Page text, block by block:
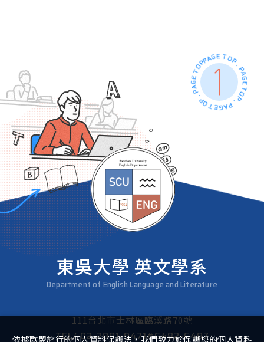
PAGE TOP . PAGE TOP . PAGE TOP . PAGE TOP .
東吳大學 英文學系
Department of English Language and Literature
111台北市士林區臨溪路70號
TEL/ 02-2881-9471#6482-6487